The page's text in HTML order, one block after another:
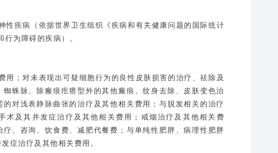
性疾病（依据世界卫生组织《疾病和有关健康问题的国际统计
为障碍的疾病）。
用；对未表现出可疑细胞行为的良性皮肤损害的治疗、祛除及
蛛脉、除瘢痕疙瘩型外的其他瘢痕、纹身去除、皮肤变色治
对浅表静脉曲张的治疗及其他相关费用；与脱发相关的治疗
术及其并发症治疗及其他相关费用；戒烟治疗及其他相关费
、咨询、饮食费、减肥代餐费；与单纯性肥胖、病理性肥胖
症治疗及其他相关费用。